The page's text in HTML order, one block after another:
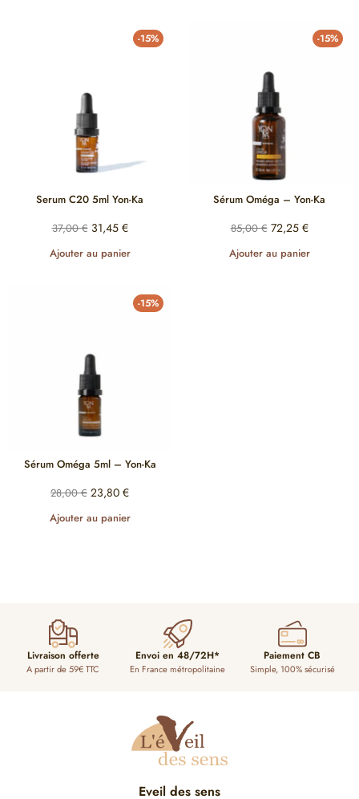
-15%
Serum C20 5ml Yon-Ka
37,00€ 31,45 €
Ajouter au panier
-15%
Sérum Oméga – Yon-Ka
85,00€ 72,25 €
Ajouter au panier
-15%
Sérum Oméga 5ml – Yon-Ka
28,00€ 23,80 €
Ajouter au panier
Livraison offerte
A partir de 59€ TTC
Envoi en 48/72H*
En France métropolitaine
Paiement CB
Simple, 100% sécurisé
Eveil des sens